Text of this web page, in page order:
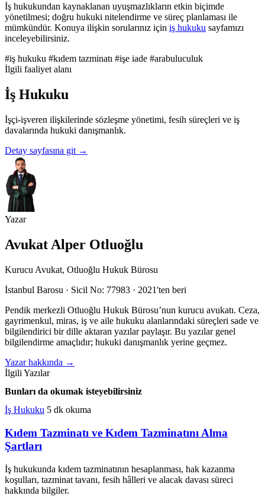
İş hukukundan kaynaklanan uyuşmazlıkların etkin biçimde
yönetilmesi; doğru hukuki nitelendirme ve süreç planlaması ile
mümkündür. Konuya ilişkin sorularınız için iş hukuku sayfamızı
inceleyebilirsiniz.
#iş hukuku #kıdem tazminatı #işe iade #arabuluculuk
İlgili faaliyet alanı
İş Hukuku
İşçi-işveren ilişkilerinde sözleşme yönetimi, fesih süreçleri ve iş
davalarında hukuki danışmanlık.
Detay sayfasına git →
Yazar
Avukat Alper Otluoğlu
Kurucu Avukat, Otluoğlu Hukuk Bürosu
İstanbul Barosu · Sicil No: 77983 · 2021'ten beri
Pendik merkezli Otluoğlu Hukuk Bürosu’nun kurucu avukatı. Ceza,
gayrimenkul, miras, iş ve aile hukuku alanlarındaki süreçleri sade ve
bilgilendirici bir dille aktaran yazılar paylaşır. Bu yazılar genel
bilgilendirme amaçlıdır; hukuki danışmanlık yerine geçmez.
Yazar hakkında →
İlgili Yazılar
Bunları da okumak isteyebilirsiniz
İş Hukuku 5 dk okuma
Kıdem Tazminatı ve Kıdem Tazminatını Alma
Şartları
İş hukukunda kıdem tazminatının hesaplanması, hak kazanma
koşulları, tazminat tavanı, fesih hâlleri ve alacak davası süreci
hakkında bilgiler.